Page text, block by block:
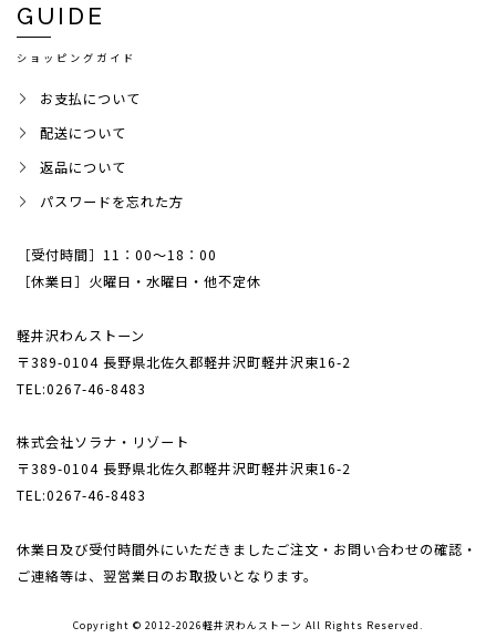
GUIDE
ショッピングガイド
お支払について
配送について
返品について
パスワードを忘れた方
［受付時間］11：00～18：00
［休業日］火曜日・水曜日・他不定休
軽井沢わんストーン
〒389-0104 長野県北佐久郡軽井沢町軽井沢東16-2
TEL:0267-46-8483
株式会社ソラナ・リゾート
〒389-0104 長野県北佐久郡軽井沢町軽井沢東16-2
TEL:0267-46-8483
休業日及び受付時間外にいただきましたご注文・ お問い合わせの確認・
ご連絡等は、翌営業日のお取扱いとなります。
Copyright © 2012-2026軽井沢わんストーン All Rights Reserved.